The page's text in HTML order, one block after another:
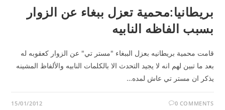
بريطانيا:محمية تعزل ببغاء عن الزوار
بسبب الفاظه النابيه
قامت محمية بريطانيه بعزل الببغاء "مستر تي" عن الزوار كعقوبه له
بعد ما تبين لهم انه لا يجيد التحدث الا بالكلمات النابيه والألفاظ المشينه
يذكر ان مستر تي عاش لمده…
0 COMMENTS
15/01/2012